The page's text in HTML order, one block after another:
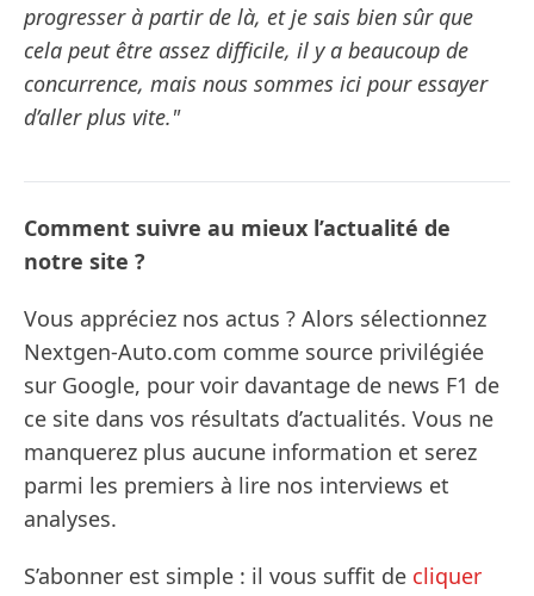
progresser à partir de là, et je sais bien sûr que
cela peut être assez difficile, il y a beaucoup de
concurrence, mais nous sommes ici pour essayer
d’aller plus vite."
Comment suivre au mieux l’actualité de
notre site ?
Vous appréciez nos actus ? Alors sélectionnez
Nextgen-Auto.com comme source privilégiée
sur Google, pour voir davantage de news F1 de
ce site dans vos résultats d’actualités. Vous ne
manquerez plus aucune information et serez
parmi les premiers à lire nos interviews et
analyses.
S’abonner est simple : il vous suffit de cliquer